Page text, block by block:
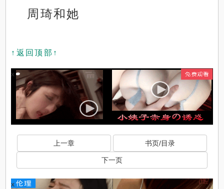
周琦和她
↑返回顶部↑
x
上一章 书页/目录
下一页
x